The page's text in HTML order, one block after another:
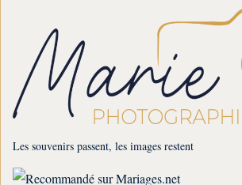
Les souvenirs passent, les images restent